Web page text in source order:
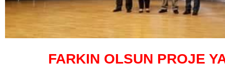
FARKIN OLSUN PROJE